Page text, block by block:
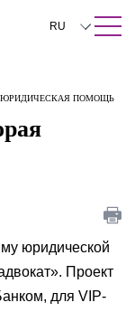
Закрыть
RU
中文
Italiano
Español
Français
ЮРИДИЧЕСКАЯ ПОМОЩЬ
юридической
Проект
для VIP-